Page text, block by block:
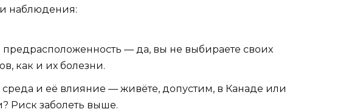
наблюдения:
предрасположенность — да, вы не выбираете своих
как и их болезни.
и её влияние — живёте, допустим, в Канаде или
Риск заболеть выше.